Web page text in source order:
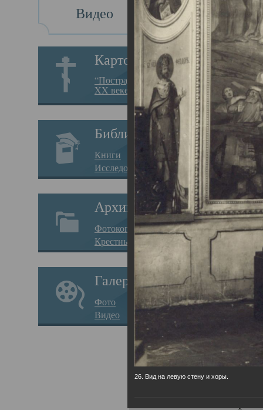
Видео
Картотека
“Пострадавшие за веру в
XX веке на Севере”
Библиотека
Книги
Исследования
Архив
Фотокопии дел
Крестные ходы
Галерея
Фото
Видео
26. Вид на левую стену и хоры.